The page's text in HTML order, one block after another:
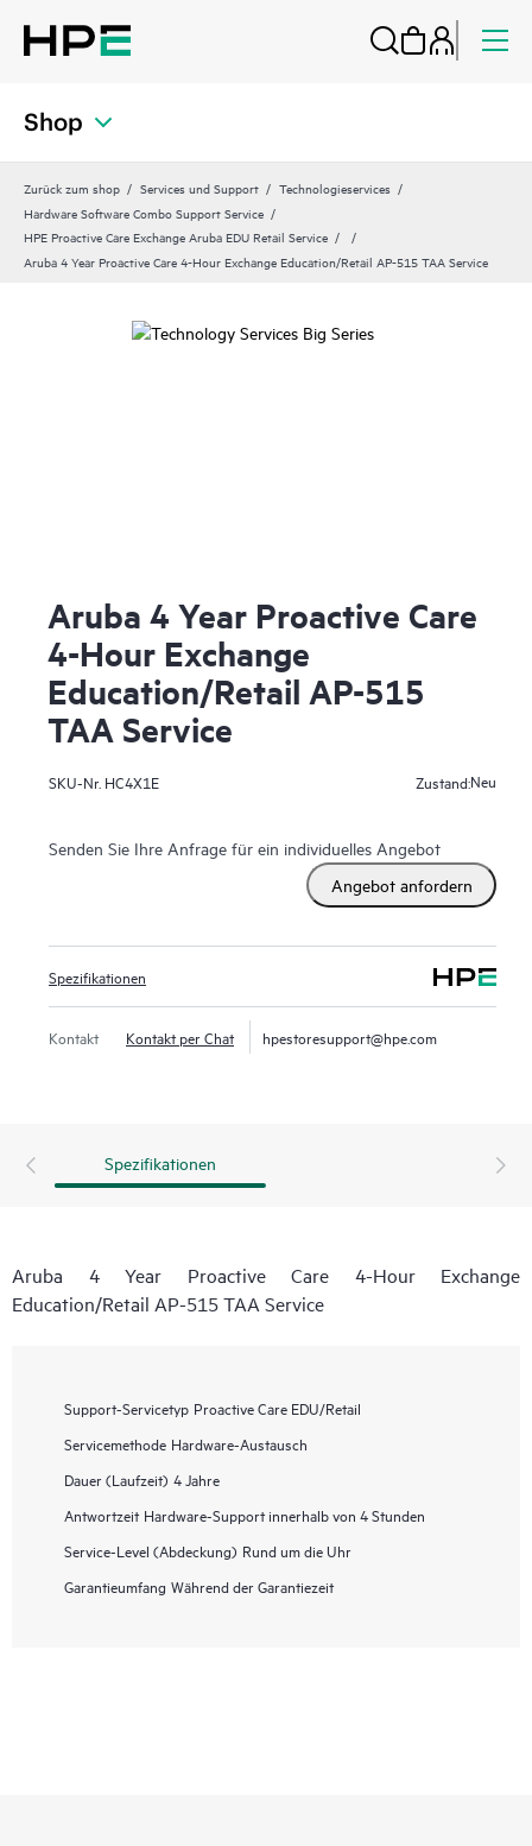
Shop
Zurück zum shop Services und Support
Technologieservices
Hardware Software Combo Support Service
HPE Proactive Care Exchange Aruba EDU Retail Service
Aruba 4 Year Proactive Care 4-Hour Exchange Education/Retail AP-515 TAA Service
Aruba 4 Year Proactive Care
4-Hour Exchange
Education/Retail AP-515
TAA Service
SKU-Nr. HC4X1E Zustand:Neu
Senden Sie Ihre Anfrage für ein individuelles Angebot
Angebot anfordern
Spezifikationen
Kontakt Kontakt per Chat hpestoresupport@hpe.com
Spezifikationen
Aruba 4 Year Proactive Care 4-Hour Exchange
Education/Retail AP-515 TAA Service
Support-Servicetyp Proactive Care EDU/Retail
Servicemethode Hardware-Austausch
Dauer (Laufzeit) 4 Jahre
Antwortzeit Hardware-Support innerhalb von 4 Stunden
Service-Level (Abdeckung) Rund um die Uhr
Garantieumfang Während der Garantiezeit